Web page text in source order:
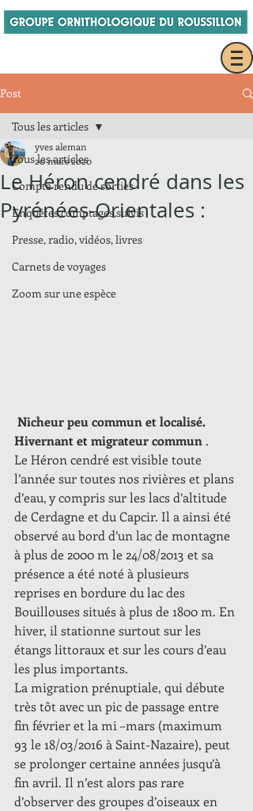
Post
Tous les articles
Compte rendu de sorties
Enquêtes,comptages,suivis
Presse, radio, vidéos, livres
Carnets de voyages
Zoom sur une espèce
Tous les articles
Le Héron cendré dans les
Pyrénées-Orientales :
yves aleman
20 mars 2020
Nicheur peu commun et localisé.
Hivernant et migrateur commun .
Le Héron cendré est visible toute
l’année sur toutes nos rivières et plans
d’eau, y compris sur les lacs d’altitude
de Cerdagne et du Capcir. Il a ainsi été
observé au bord d’un lac de montagne
à plus de 2000 m le 24/08/2013 et sa
présence a été noté à plusieurs
reprises en bordure du lac des
Bouillouses situés à plus de 1800 m. En
hiver, il stationne surtout sur les
étangs littoraux et sur les cours d’eau
les plus importants.
La migration prénuptiale, qui débute
très tôt avec un pic de passage entre
fin février et la mi –mars (maximum
93 le 18/03/2016 à Saint-Nazaire), peut
se prolonger certaine années jusqu’à
fin avril. Il n’est alors pas rare
d’observer des groupes d’oiseaux en